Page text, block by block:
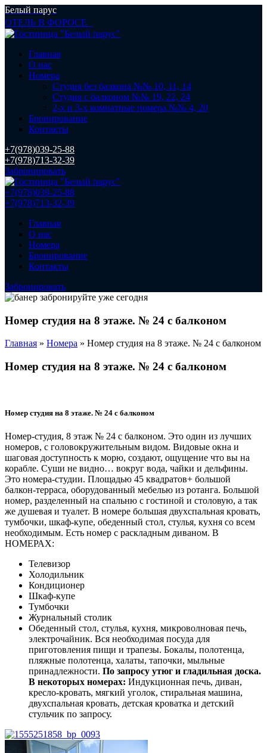
Белый парус
ОТЕЛЬ В ФОРОСЕ
Главная
О нас
Номера
Студия без балкона №№ 10, 11, 14
Студия с балконом №№ 19, 22, 24
2-х и 3-х комнатные номера №№ 4, 20
Бронирование
Контакты
+7(978)039-25-88
+7(978)713-32-39
Забронировать
+7(978)039-25-88
+7(978)713-32-39
Главная
О нас
Номера
Бронирование
Контакты
Забронировать
Номер студия на 8 этаже. № 24 с балконом
Главная » Номера » Номер студия на 8 этаже. № 24 с балконом
Номер студия на 8 этаже. № 24 с балконом
Номер студия на 8 этаже. № 24 с балконом
Номер-студия, 8 этаж № 24 с балконом. Это один из лучших
номеров, с головокружительным видом. Видовые окна и
шаговая доступность к морю, создают, ощущение что вы на
корабле. Суши не видно… вокруг вода, чайки и дельфины.
Это номера-студии. Площадью 45 квадратов+ большой
балкон-терраса, оборудованный мебелью из ротанга. Большой
номер, разделенный на спальню с гостиной и столовую, а так
же душевая и туалет. В номере большая двухспальная кровать,
тумбочки, шкаф-купе, обеденный стол, стулья, кухня со всем
необходимым. Есть номер с раскладным диваном. В
НОМЕРАХ:
Телевизор
Холодильник
Кондиционер
Шкаф-купе
Тумбочки
Журнальный столик
Обеденный стол, стулья, кухня, микроволновая печь,
электрочайник. Вся необходимая посуда для
приготовления пищи и трапезы. Бокалы, полотенца,
пляжные полотенца, халаты, тапочки, мыльные
принадлежности. По запросу утюг и гладильная доска.
В некоторых номерах: Индукционная печь, диван,
кресло-кровать, мягкий уголок, стиральная машина,
двухспальная кровать, детская кроватка и детский
стульчик по запросу.